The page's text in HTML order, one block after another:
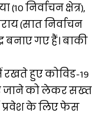
(10 निर्वाचन क्षेत्र),
(सात निर्वाचन
बनाए गए हैं। बाकी
रखते हुए कोविड-19
जाने को लेकर सख्त
प्रवेश के लिए फेस